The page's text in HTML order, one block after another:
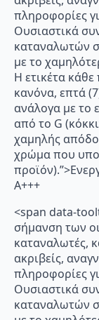
πληροφορίες
Ουσιαστικά
καταναλωτών
με το
Η ετικέτα
κανόνα, επτά
ανάλογα με το
από το G
χαμηλής
χρώμα που
A+++
<span data-
σήμανση των
καταναλωτές,
ακριβείς,
πληροφορίες
Ουσιαστικά
καταναλωτών